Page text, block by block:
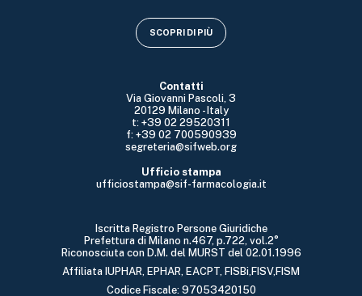
Contatti
Via Giovanni Pascoli, 3
20129 Milano - Italy
t: +39 02 29520311
f: +39 02 700590939
segreteria@sifweb.org
Ufficio stampa
ufficiostampa@sif-farmacologia.it
Iscritta Registro Persone Giuridiche
Prefettura di Milano n.467, p.722, vol.2°
Riconosciuta con D.M. del MURST del 02.01.1996
Affiliata IUPHAR, EPHAR, EACPT, FISBi,FISV,FISM
Codice Fiscale: 97053420150
SCOPRI DI PIÙ